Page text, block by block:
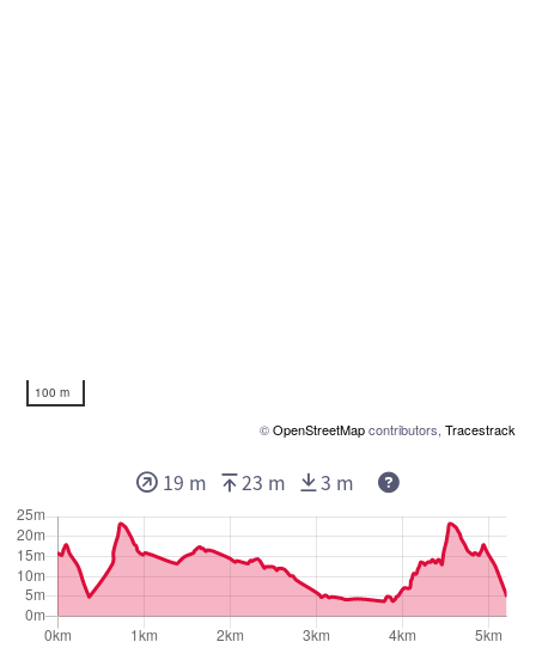
100 m
©OpenStreetMapcontributors, Tracestrack
19 m 23 m 3 m